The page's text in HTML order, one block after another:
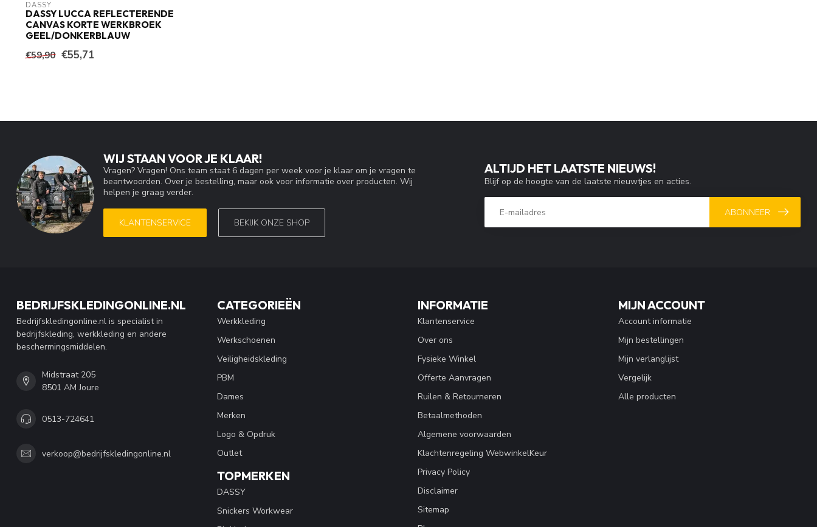
DASSY
DASSY LUCCA REFLECTERENDE
CANVAS KORTE WERKBROEK
GEEL/DONKERBLAUW
€59,90 €55,71
WIJ STAAN VOOR JE KLAAR!
Vragen? Vragen! Ons team staat 6 dagen per week voor je klaar om je vragen te
beantwoorden. Over je bestelling, maar ook voor informatie over producten. Wij
helpen je graag verder.
KLANTENSERVICE BEKIJK ONZE SHOP
ALTIJD HET LAATSTE NIEUWS!
Blijf op de hoogte van de laatste nieuwtjes en acties.
ABONNEER
BEDRIJFSKLEDINGONLINE.NL
Bedrijfskledingonline.nl is specialist in
bedrijfskleding, werkkleding en andere
beschermingsmiddelen.
Midstraat 205
8501 AM Joure
0513-724641
verkoop@bedrijfskledingonline.nl
CATEGORIEËN
Werkkleding
Werkschoenen
Veiligheidskleding
PBM
Dames
Merken
Logo & Opdruk
Outlet
TOPMERKEN
DASSY
Snickers Workwear
INFORMATIE
Klantenservice
Over ons
Fysieke Winkel
Offerte Aanvragen
Ruilen & Retourneren
Betaalmethoden
Algemene voorwaarden
Klachtenregeling WebwinkelKeur
Privacy Policy
Disclaimer
Sitemap
MIJN ACCOUNT
Account informatie
Mijn bestellingen
Mijn verlanglijst
Vergelijk
Alle producten